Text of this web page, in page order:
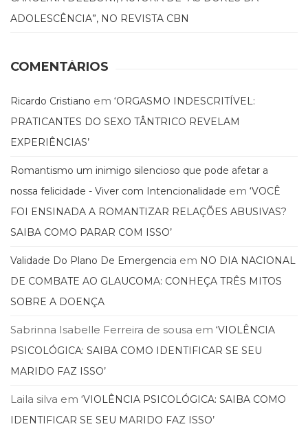
ADOLESCÊNCIA”, NO REVISTA CBN
COMENTÁRIOS
Ricardo Cristiano em ‘ORGASMO INDESCRITÍVEL:
PRATICANTES DO SEXO TÂNTRICO REVELAM
EXPERIÊNCIAS’
Romantismo um inimigo silencioso que pode afetar a
nossa felicidade - Viver com Intencionalidade em ‘VOCÊ
FOI ENSINADA A ROMANTIZAR RELAÇÕES ABUSIVAS?
SAIBA COMO PARAR COM ISSO’
Validade Do Plano De Emergencia em NO DIA NACIONAL
DE COMBATE AO GLAUCOMA: CONHEÇA TRÊS MITOS
SOBRE A DOENÇA
Sabrinna Isabelle Ferreira de sousa em ‘VIOLÊNCIA
PSICOLÓGICA: SAIBA COMO IDENTIFICAR SE SEU
MARIDO FAZ ISSO’
Laila silva em ‘VIOLÊNCIA PSICOLÓGICA: SAIBA COMO
IDENTIFICAR SE SEU MARIDO FAZ ISSO’